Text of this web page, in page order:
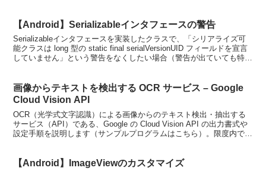
【Android】Serializableインタフェースの警告
Serializableインタフェースを実装したクラスで、「シリアライズ可
能クラスは long 型の static final serialVersionUID フィールドを宣言
していません」という警告をなくしたい場合（警告が出ていても特
画像からテキストを検出する OCR サービス – Google
Cloud Vision API
OCR（光学式文字認識）による画像からのテキスト検出・抽出する
サービス（API）である、Google の Cloud Vision API の出力書式や
設定手順を説明します（サンプルプログラムはこちら）。限度内であ
【Android】ImageViewのカスタマイズ